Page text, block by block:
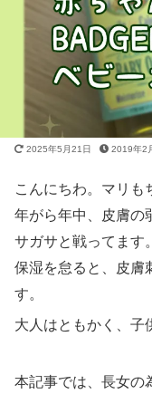
2025年5月21日 2019年2
こんにちわ。マリも
年がら年中、皮膚の
サガサと戦ってます。
保湿を怠ると、皮膚
す。
大人はともかく、子
本記事では、長女の